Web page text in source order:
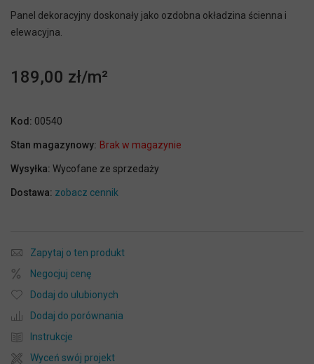
Panel dekoracyjny doskonały jako ozdobna okładzina ścienna i
elewacyjna.
189,00 zł
Kod: 00540
Stan magazynowy: Brak w magazynie
Wysyłka: Wycofane ze sprzedaży
Dostawa: zobacz cennik
Zapytaj o ten produkt
Negocjuj cenę
Dodaj do ulubionych
Dodaj do porównania
Instrukcje
Wyceń swój projekt